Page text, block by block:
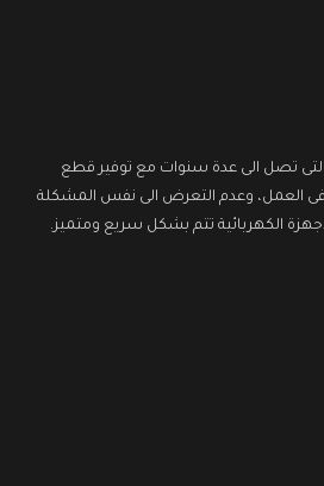
التى تصل الى عدة سنوات مع توفير قطع
فى العمل، وعدم التعرض الى نفس المشكلة
الكهربائية تتم بشكل سريع ومتميز.